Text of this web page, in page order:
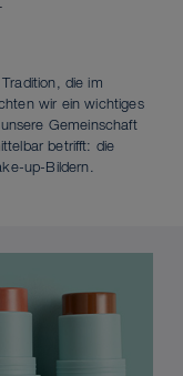
die im
wir ein wichtiges
Gemeinschaft
betrifft: die
up-Bildern.